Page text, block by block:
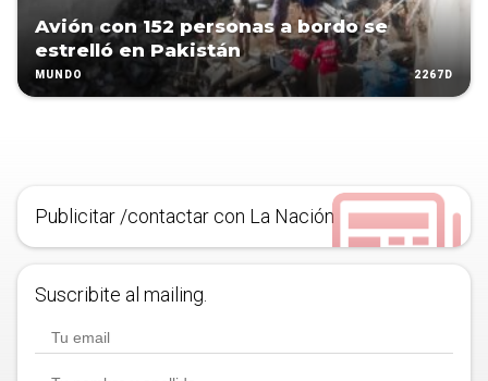
Avión con 152 personas a bordo se
estrelló en Pakistán
MUNDO 2267D
Publicitar /contactar con La Nación
Suscribite al mailing.